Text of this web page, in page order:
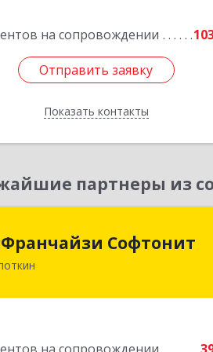
на сопровождении
Отправить заявку
Показать контакты
Отправить заявку
Назад
партнеры из
Софтонит
1С:Франчайзи Софтонит